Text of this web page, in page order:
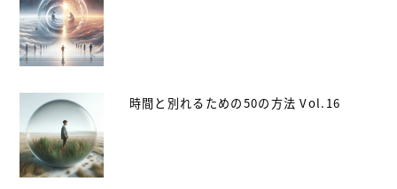
時間と別れるための50の方法 Vol.16